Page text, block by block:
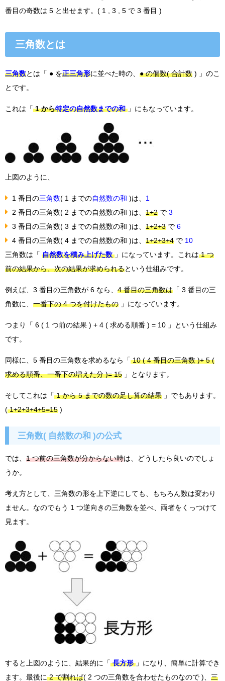
番目の奇数は 5 と出せます。( 1 , 3 , 5 で 3 番目 )
三角数とは
三角数とは「 ● を正三角形に並べた時の、 ● の個数( 合計数 ) 」のこ
とです。
これは「 1 から特定の自然数までの和 」にもなっています。
上図のように、
1 番目の三角数( 1 までの自然数の和 )は、 1
2 番目の三角数( 2 までの自然数の和 )は、 1+2 で 3
3 番目の三角数( 3 までの自然数の和 )は、 1+2+3 で 6
4 番目の三角数( 4 までの自然数の和 )は、 1+2+3+4 で 10
三角数は「 自然数を積み上げた数 」になっています。これは1 つ
前の結果から、次の結果が求められるという仕組みです。
例えば、3 番目の三角数が 6 なら、 4 番目の三角数は 「 3 番目の三
角数に、 一番下の 4 つを付けたもの 」になっています。
つまり「 6 ( 1 つ前の結果 ) + 4 ( 求める順番 ) = 10 」という仕組み
です。
同様に、5 番目の三角数を求めるなら「 10 ( 4 番目の三角数 )+ 5 (
求める順番、一番下の増えた分 )= 15 」となります。
そしてこれは「 1 から 5 までの数の足し算の結果 」でもあります。
(1+2+3+4+5=15 )
三角数( 自然数の和 )の公式
では、 1 つ前の三角数が分からない時は、どうしたら良いのでしょ
うか。
考え方として、三角数の形を上下逆にしても、もちろん数は変わり
ません。なのでもう 1 つ逆向きの三角数を並べ、両者をくっつけて
見ます。
すると上図のように、結果的に「 長方形 」になり、簡単に計算でき
ます。最後に2 で割れば( 2 つの三角数を合わせたものなので )、 三